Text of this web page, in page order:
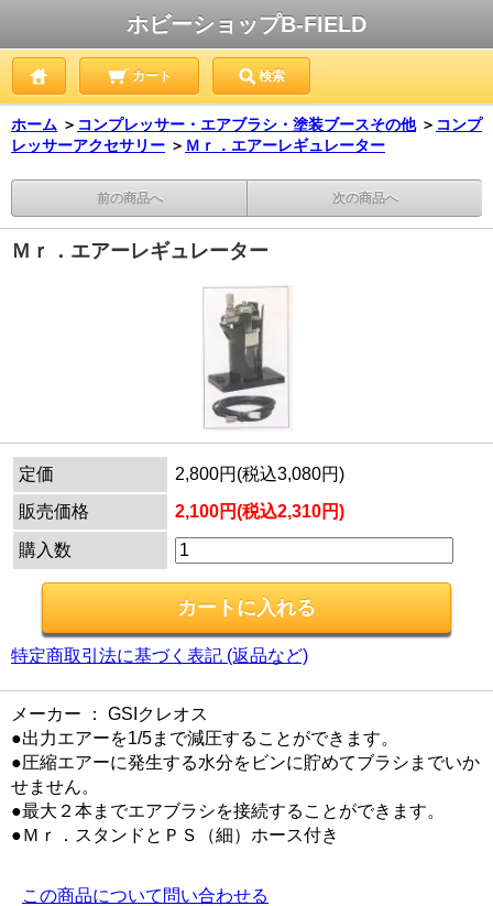
ホビーショップB-FIELD
カート 検索
ホーム ＞ コンプレッサー・エアブラシ・塗装ブースその他 ＞ コンプ
レッサーアクセサリー ＞ Ｍｒ．エアーレギュレーター
前の商品へ 次の商品へ
Ｍｒ．エアーレギュレーター
定価
2,800円(税込3,080円)
販売価格
2,100円(税込2,310円)
購入数
特定商取引法に基づく表記 (返品など)
メーカー ： GSIクレオス
●出力エアーを1/5まで減圧することができます。
●圧縮エアーに発生する水分をビンに貯めてブラシまでいか
せません。
●最大２本までエアブラシを接続することができます。
●Ｍｒ．スタンドとＰＳ（細）ホース付き
この商品について問い合わせる